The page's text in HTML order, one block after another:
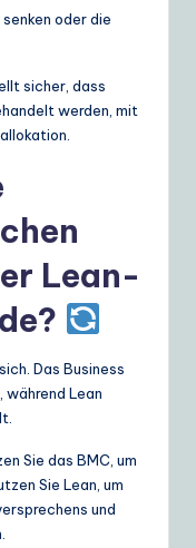
oder die
sicher, dass
werden, mit
Lean-
Das Business
Lean
Sie das BMC, um
Sie Lean, um
und